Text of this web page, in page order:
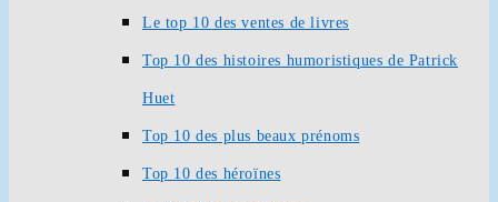
Le top 10 des ventes de livres
Top 10 des histoires humoristiques de Patrick
Huet
Top 10 des plus beaux prénoms
Top 10 des héroïnes